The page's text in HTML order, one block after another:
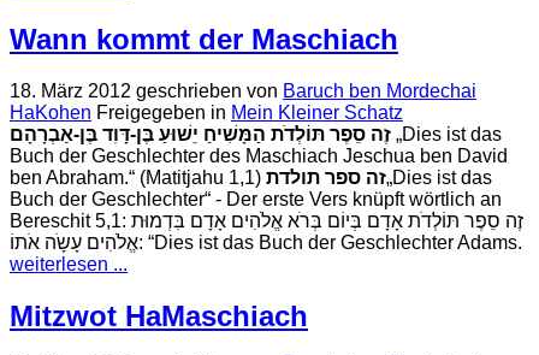
Wann kommt der Maschiach
18. März 2012 geschrieben von Baruch ben Mordechai
HaKohen Freigegeben in Mein Kleiner Schatz
זֶה סֵפֶר תּוֹלְדֹת הַמָּשִׁיחַ יֵשׁוּעַ בֶּן-דָּוִד בֶּן-אַבְרָהָם „Dies ist das
Buch der Geschlechter des Maschiach Jeschua ben David
ben Abraham.“ (Matitjahu 1,1) זה ספר תולדת„Dies ist das
Buch der Geschlechter“ - Der erste Vers knüpft wörtlich an
Bereschit 5,1: זֶה סֵפֶר תּוֹלְדֹת אָדָם בְּיוֹם בְּרֹא אֱלֹהִים אָדָם בִּדְמוּת
אֱלֹהִים עָשָֹה אֹתוֹ: “Dies ist das Buch der Geschlechter Adams.
weiterlesen ...
Mitzwot HaMaschiach